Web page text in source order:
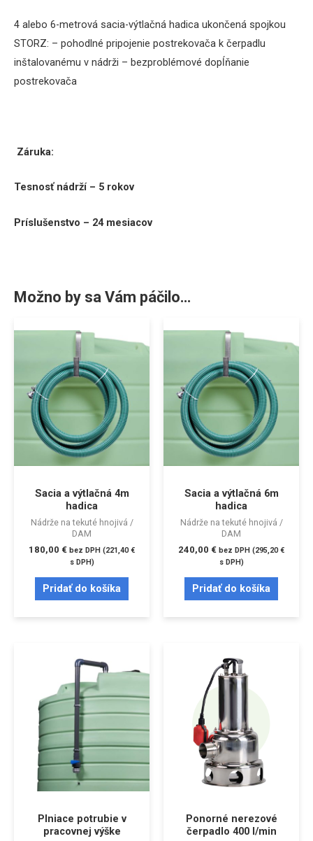
4 alebo 6-metrová sacia-výtlačná hadica ukončená spojkou
STORZ: – pohodlné pripojenie postrekovača k čerpadlu
inštalovanému v nádrži – bezproblémové dopĺňanie
postrekovača
Záruka:
Tesnosť nádrží – 5 rokov
Príslušenstvo – 24 mesiacov
Možno by sa Vám páčilo…
Sacia a výtlačná 4m
hadica
Nádrže na tekuté hnojivá /
DAM
180,00 € bez DPH (221,40€
s DPH)
Pridať do košíka
Sacia a výtlačná 6m
hadica
Nádrže na tekuté hnojivá /
DAM
240,00 € bez DPH (295,20€
s DPH)
Pridať do košíka
Plniace potrubie v
pracovnej výške
Ponorné nerezové
čerpadlo 400 l/min